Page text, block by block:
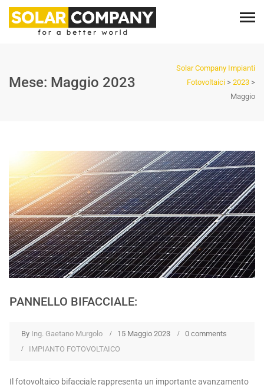
Mese: Maggio 2023
Solar Company Impianti
Fotovoltaici > 2023 >
Maggio
PANNELLO BIFACCIALE:
By Ing. Gaetano Murgolo 15 Maggio 2023
0 comments
IMPIANTO FOTOVOLTAICO
Il fotovoltaico bifacciale rappresenta un importante avanzamento